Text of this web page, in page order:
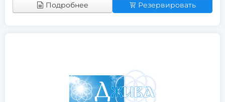
Подробнее Резервировать